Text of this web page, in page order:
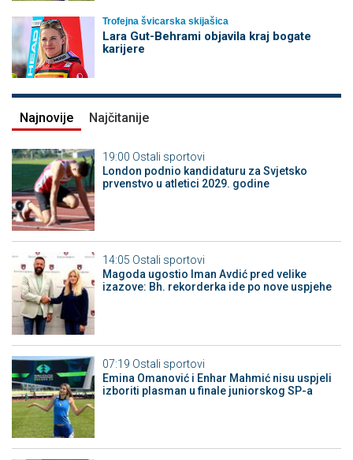
Trofejna švicarska skijašica
Lara Gut-Behrami objavila kraj bogate
karijere
Najnovije Najčitanije
19:00 Ostali sportovi
London podnio kandidaturu za Svjetsko
prvenstvo u atletici 2029. godine
14:05 Ostali sportovi
Magoda ugostio Iman Avdić pred velike
izazove: Bh. rekorderka ide po nove uspjehe
07:19 Ostali sportovi
Emina Omanović i Enhar Mahmić nisu uspjeli
izboriti plasman u finale juniorskog SP-a